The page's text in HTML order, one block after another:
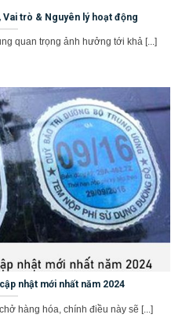
Vai trò & Nguyên lý hoạt động
quan trọng ảnh hưởng tới khả [...]
nhật mới nhất năm 2024
hàng hóa, chính điều này sẽ [...]